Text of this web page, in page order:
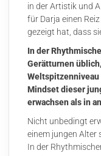
in der Artistik und
für Darja einen
gezeigt hat, dass
In der
Gerätturnen
Weltspitzenniveau
Mindset dieser
erwachsen als in
Nicht unbedingt
einem jungen
In der